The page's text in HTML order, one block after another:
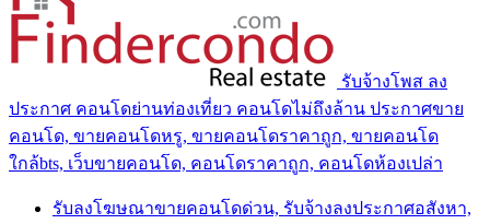
รับจ้างโพส ลง
ประกาศ คอนโดย่านท่องเที่ยว คอนโดไม่ถึงล้าน ประกาศขาย
คอนโด, ขายคอนโดหรู, ขายคอนโดราคาถูก, ขายคอนโด
ใกล้bts, เว็บขายคอนโด, คอนโดราคาถูก, คอนโดห้องเปล่า
รับลงโฆษณาขายคอนโดด่วน, รับจ้างลงประกาศอสังหา,